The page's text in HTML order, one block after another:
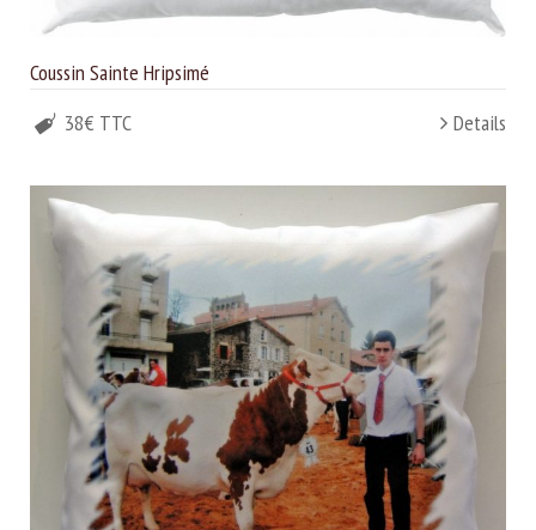
Coussin Sainte Hripsimé
38€ TTC
Details